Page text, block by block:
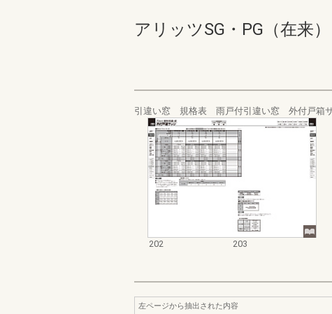
アリッツSG・PG（在来
引違い窓 規格表 雨戸付引違い窓 外付戸箱
202 203
左ページから抽出された内容